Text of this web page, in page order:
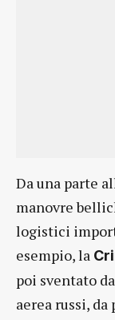
Da una parte
manovre
logistici
esempio, la
poi sventato
aerea russi,